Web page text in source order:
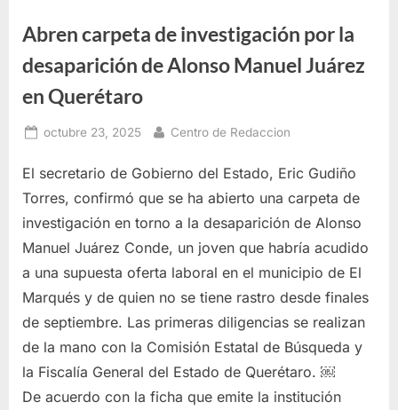
Abren carpeta de investigación por la
desaparición de Alonso Manuel Juárez
en Querétaro
Posted
octubre 23, 2025 By
Centro de Redaccion
El secretario de Gobierno del Estado, Eric Gudiño
Torres, confirmó que se ha abierto una carpeta de
investigación en torno a la desaparición de Alonso
Manuel Juárez Conde, un joven que habría acudido
a una supuesta oferta laboral en el municipio de El
Marqués y de quien no se tiene rastro desde finales
de septiembre. Las primeras diligencias se realizan
de la mano con la Comisión Estatal de Búsqueda y
la Fiscalía General del Estado de Querétaro. ￼
De acuerdo con la ficha que emite la institución